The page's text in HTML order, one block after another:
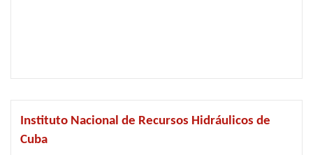
Instituto Nacional de Recursos Hidráulicos de
Cuba